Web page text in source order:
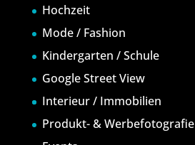
Hochzeit
Mode / Fashion
Kindergarten / Schule
Google Street View
Interieur / Immobilien
Produkt- & Werbefotografie